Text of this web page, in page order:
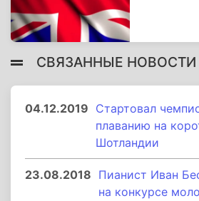
СВЯЗАННЫЕ
04.12.2019 Стартовал
плаванию на
Шотландии
23.08.2018 Пианист Иван
на конкурсе